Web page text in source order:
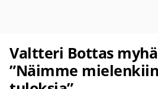
Valtteri Bottas
”Näimme